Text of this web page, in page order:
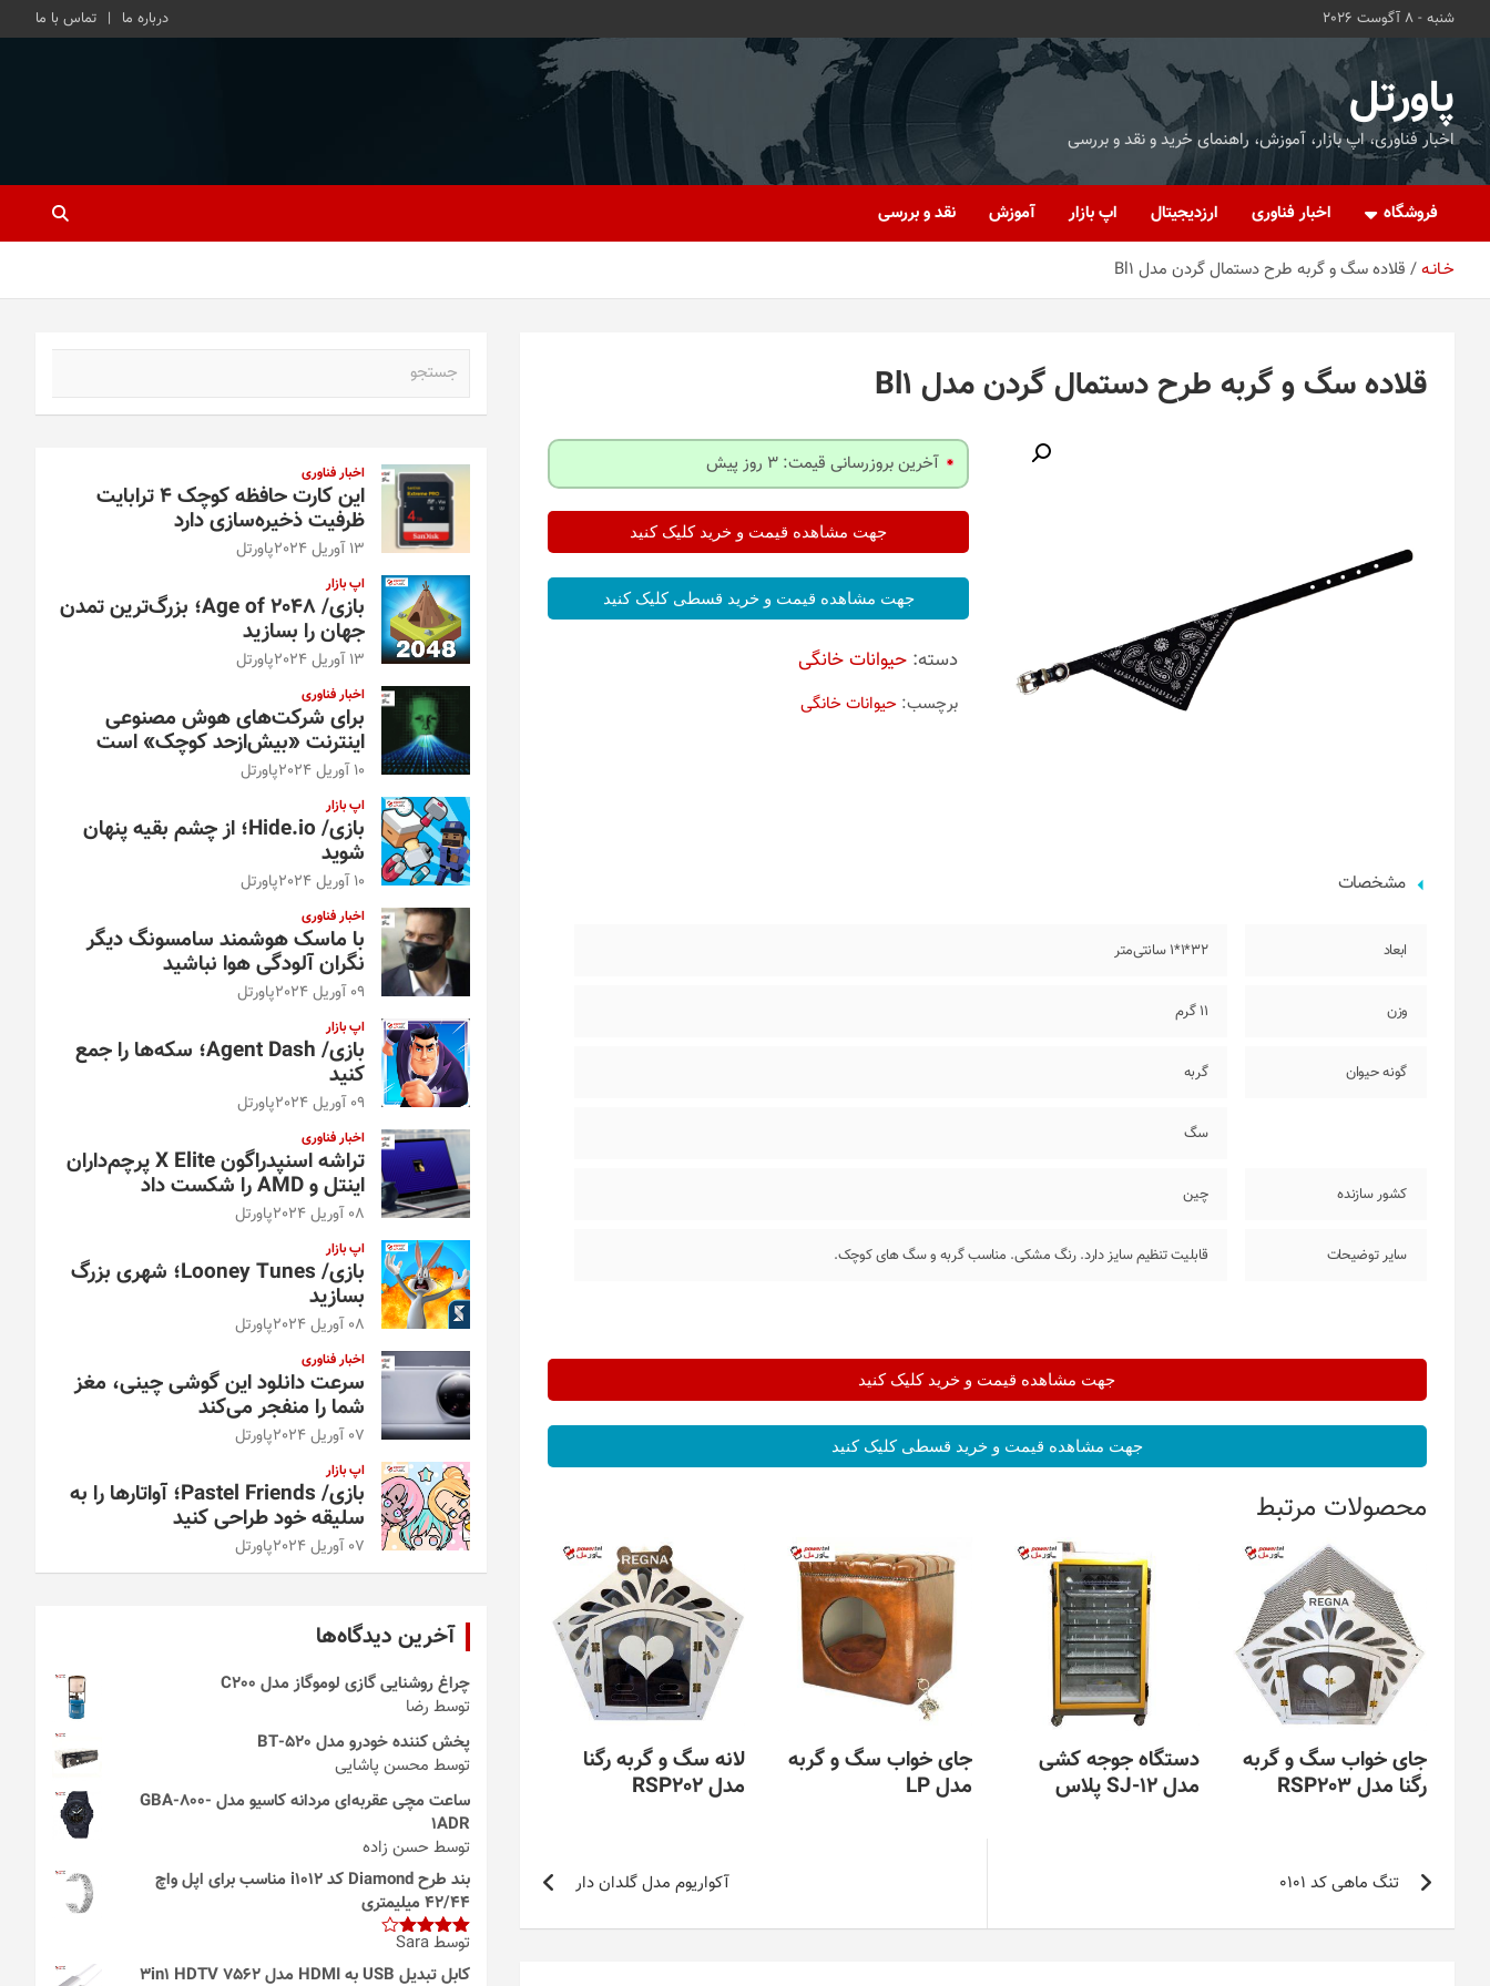
شنبه - 8 آگوست 2026 درباره ما تماس با ما
پاورتل
اخبار فناوری، اپ بازار، آموزش، راهنمای خرید و نقد و بررسی
فروشگاه اخبار فناوری ارزدیجیتال اپ بازار آموزش نقد و بررسی
خـانـه قلاده سگ و گربه طرح دستمال گردن مدل Bl1
قلاده سگ و گربه طرح دستمال گردن مدل Bl1
آخرین بروزرسانی قیمت: 3 روز پیش
جهت مشاهده قیمت و خرید کلیک کنید
جهت مشاهده قیمت و خرید قسطی کلیک کنید
دسته: حیوانات خانگی
برچسب: حیوانات خانگی
مشخصات
ابعاد 32*1*1 سانتی‌متر
وزن 11 گرم
گونه حیوان گربه
سگ
کشور سازنده چین
سایر توضیحات قابلیت تنظیم سایز دارد. رنگ مشکی. مناسب گربه و سگ های کوچک.
جهت مشاهده قیمت و خرید کلیک کنید
جهت مشاهده قیمت و خرید قسطی کلیک کنید
محصولات مرتبط
جای خواب سگ و گربه
رگنا مدل RSP203
دستگاه جوجه کشی
مدل SJ-12 پلاس
جای خواب سگ و گربه
مدل LP
لانه سگ و گربه رگنا
مدل RSP202
راهبری
نوشتهتنگ ماهی کد 0101 آکواریوم مدل گلدان دار
اخبار فناوری
این کارت حافظه کوچک ۴ ترابایت
ظرفیت ذخیره‌سازی دارد
13 آوریل 2024 پاورتل
اپ بازار
بازی/ Age of 2048؛ بزرگ‌ترین تمدن
جهان را بسازید
13 آوریل 2024 پاورتل
اخبار فناوری
برای شرکت‌های هوش مصنوعی
اینترنت «بیش‌از‌حد کوچک» است
10 آوریل 2024 پاورتل
اپ بازار
بازی/ Hide.io؛ از چشم بقیه پنهان
شوید
10 آوریل 2024 پاورتل
اخبار فناوری
با ماسک هوشمند سامسونگ دیگر
نگران آلودگی هوا نباشید
09 آوریل 2024 پاورتل
اپ بازار
بازی/ Agent Dash؛ سکه‌ها را جمع
کنید
09 آوریل 2024 پاورتل
اخبار فناوری
تراشه اسنپدراگون X Elite پرچم‌داران
اینتل و AMD را شکست داد
08 آوریل 2024 پاورتل
اپ بازار
بازی/ Looney Tunes؛ شهری بزرگ
بسازید
08 آوریل 2024 پاورتل
اخبار فناوری
سرعت دانلود این گوشی چینی، مغز
شما را منفجر می‌کند
07 آوریل 2024 پاورتل
اپ بازار
بازی/ Pastel Friends؛ آواتارها را به
سلیقه خود طراحی کنید
07 آوریل 2024 پاورتل
آخرین دیدگاه‌ها
چراغ روشنایی گازی لوموگاز مدل C200
توسط رضا
پخش کننده خودرو مدل 520-BT
توسط محسن پاشایی
ساعت مچی عقربه‌ای مردانه کاسیو مدل GBA-800-
1ADR
توسط حسن زاده
بند طرح Diamond کد i1012 مناسب برای اپل واچ
42/44 میلیمتری
امتیاز4
از 5
توسط Sara
کابل تبدیل USB به HDMI مدل 3in1 HDTV 7562